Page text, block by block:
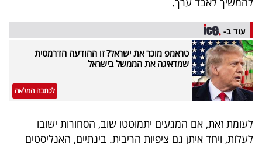
עוד ב-
טראמפ מוכר את ישראל? זו ההודעה הדרמטית
שמדאיגה את הממשל בישראל
לכתבה המלאה
לעומת זאת, אם המגעים יתמוטטו שוב, הסחורות ישובו
לעלות, ויחד איתן גם ציפיות הריבית. בינתיים, האנליסטים